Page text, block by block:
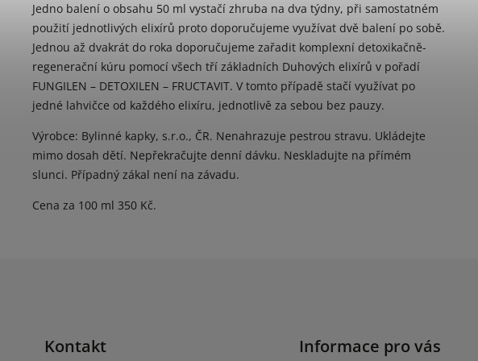
Jedno balení o obsahu 50 ml vystačí zhruba na dva týdny, při samostatném
použití jednotlivých elixírů proto doporučujeme využívat dvě balení po sobě.
Jednou až dvakrát do roka doporučujeme zařadit komplexní detoxikačně-
regenerační kúru pomocí všech tří základních Duhových elixírů v pořadí
FUNGILEN – DETOXILEN – FRUCTAVIT. V tomto případě stačí využívat po
jedné lahvičce od každého elixíru, jednotlivě za sebou bez pauzy.
Výrobce: Bylinné kapky, s.r.o., ČR. Nenahrazuje pestrou stravu. Ukládejte
mimo dosah dětí. Nepřekračujte denní dávku. Neskladujte na přímém
slunci. Případný zákal není na závadu.
Cena za 100 ml 350 Kč.
Kontakt Informace pro vás